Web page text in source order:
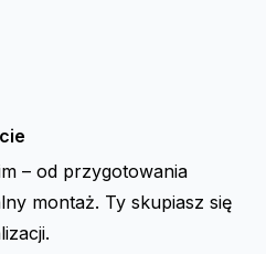
– od przygotowania
montaż. Ty skupiasz się